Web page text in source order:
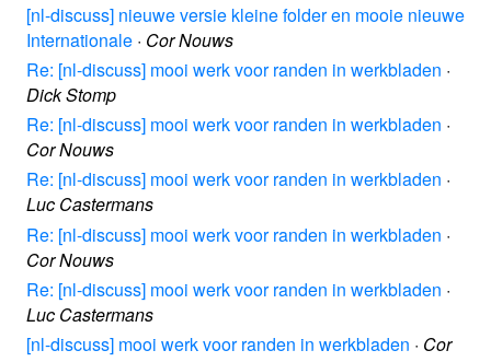
[nl-discuss] nieuwe versie kleine folder en mooie nieuwe
Internationale · Cor Nouws
Re: [nl-discuss] mooi werk voor randen in werkbladen ·
Dick Stomp
Re: [nl-discuss] mooi werk voor randen in werkbladen ·
Cor Nouws
Re: [nl-discuss] mooi werk voor randen in werkbladen ·
Luc Castermans
Re: [nl-discuss] mooi werk voor randen in werkbladen ·
Cor Nouws
Re: [nl-discuss] mooi werk voor randen in werkbladen ·
Luc Castermans
[nl-discuss] mooi werk voor randen in werkbladen · Cor